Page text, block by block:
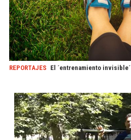
REPORTAJES El ´entrenamiento invisible´